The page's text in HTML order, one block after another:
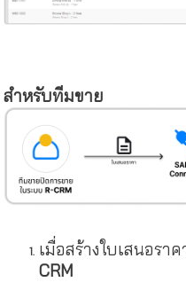
สำหรับทีมขาย
เมื่อสร้างใบเสนอรา
CRM